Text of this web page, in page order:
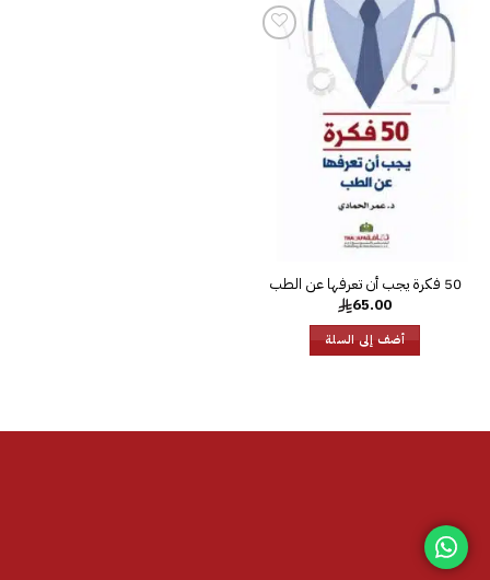
50 فكرة يجب أن تعرفها عن الطب
65.00
أضف إلى السلة